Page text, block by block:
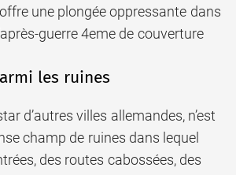
une plongée oppressante dans
guerre 4eme de couverture
les ruines
d’autres villes allemandes, n’est
champ de ruines dans lequel
des routes cabossées, des